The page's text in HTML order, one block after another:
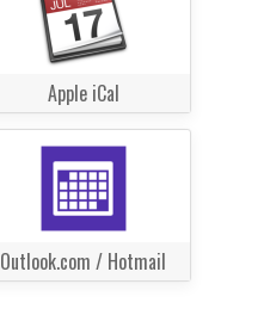
Apple iCal
Outlook.com / Hotmail